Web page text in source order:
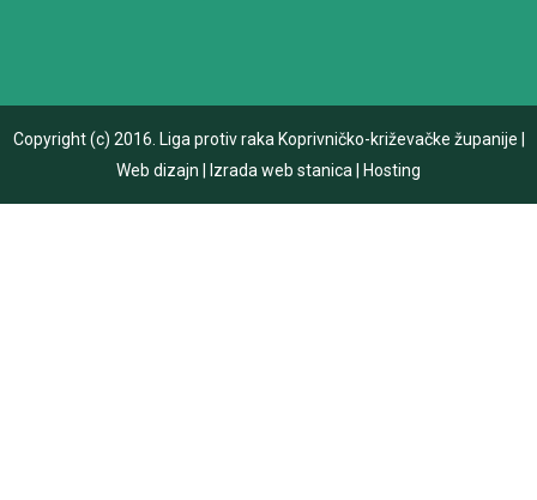
Copyright (c) 2016. Liga protiv raka Koprivničko-križevačke županije
Web dizajn
Izrada web stanica Hosting